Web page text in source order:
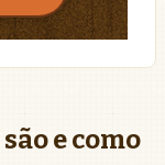
e como